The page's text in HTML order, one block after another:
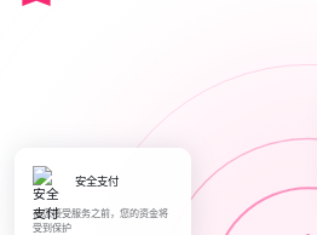
安全支付
在您接受服务之前，您的资金将
受到保护